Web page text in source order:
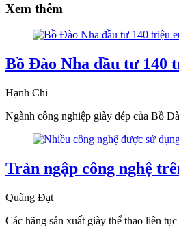
Xem thêm
Bồ Đào Nha đầu tư 140
Hạnh Chi
Ngành công nghiệp giày dép của Bồ
Tràn ngập công nghệ
Quàng Đạt
Các hãng sản xuất giày thể thao liên